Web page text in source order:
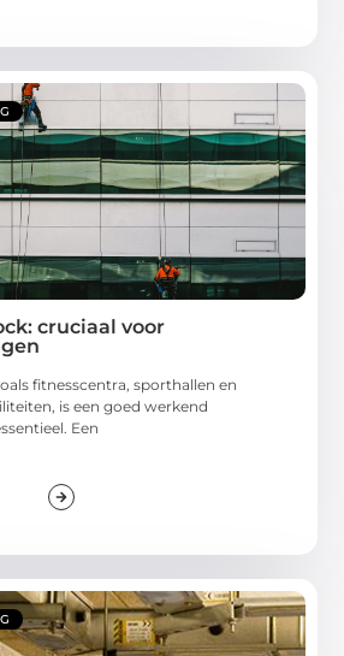
cruciaal voor
fitnesscentra, sporthallen en
is een goed werkend
Een